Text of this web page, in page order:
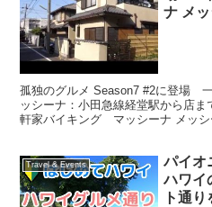
ナ メ
孤独のグルメ Season7 #2に登場
ッシーナ：小田急線経堂駅から店
軒家バイキング マッシーナ メッシ
Travel & Events
パイオ
ハワイ
ト通